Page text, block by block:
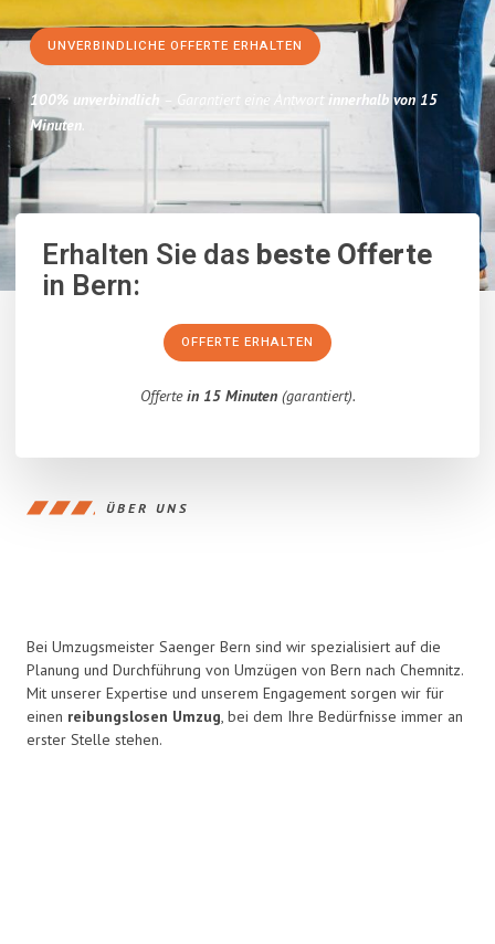
UNVERBINDLICHE OFFERTE ERHALTEN
100% unverbindlich – Garantiert eine Antwort innerhalb von 15
Minuten.
Erhalten Sie dasbeste Offerte
in Bern:
OFFERTE ERHALTEN
Offertein 15 Minuten(garantiert).
ÜBER UNS
Bei Umzugsmeister Saenger Bern sind wir spezialisiert auf die
Planung und Durchführung von Umzügen von Bern nach Chemnitz.
Mit unserer Expertise und unserem Engagement sorgen wir für
einen reibungslosen Umzug, bei dem Ihre Bedürfnisse immer an
erster Stelle stehen.